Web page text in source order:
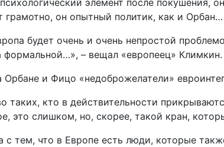
элемент после покушения,
грамотно, он опытный политик, как и Орбан…
будет очень и очень непростой
формальной…», – вещал «европеец» Климкин.
Орбане и Фицо «недоброжелатели»
таких, кто в действительности
это слишком, но, скорее, такой кран,
с тем, что в Европе есть люди, которые